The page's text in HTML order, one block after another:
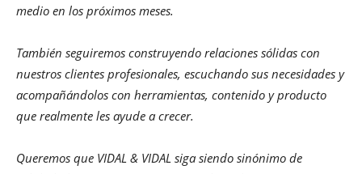
medio en los próximos meses.
También seguiremos construyendo relaciones sólidas con
nuestros clientes profesionales, escuchando sus necesidades y
acompañándolos con herramientas, contenido y producto
que realmente les ayude a crecer.
Queremos que VIDAL & VIDAL siga siendo sinónimo de